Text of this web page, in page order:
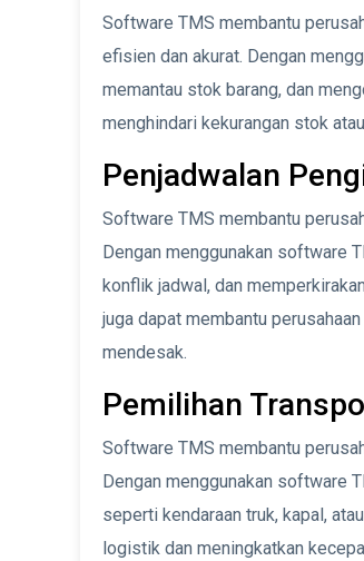
Software TMS membantu
efisien dan akurat. Dengan
memantau stok barang, dan
menghindari kekurangan stok
Penjadwalan
Software TMS membantu
Dengan menggunakan software
konflik jadwal, dan
juga dapat membantu
mendesak.
Pemilihan
Software TMS membantu
Dengan menggunakan software
seperti kendaraan truk, kapal,
logistik dan meningkatkan